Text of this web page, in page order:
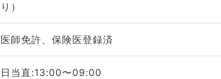
り）
医師免許、保険医登録済
日当直:13:00〜09:00